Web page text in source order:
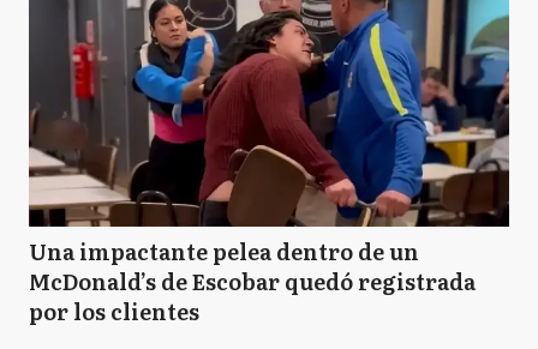
Una impactante pelea dentro de un
McDonald’s de Escobar quedó registrada
por los clientes